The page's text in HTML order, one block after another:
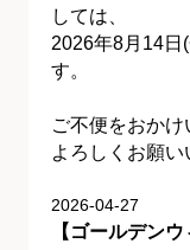
しては、
2026年8月14日
す。
ご不便をおか
よろしくお願い
2026-04-27
【ゴールデン